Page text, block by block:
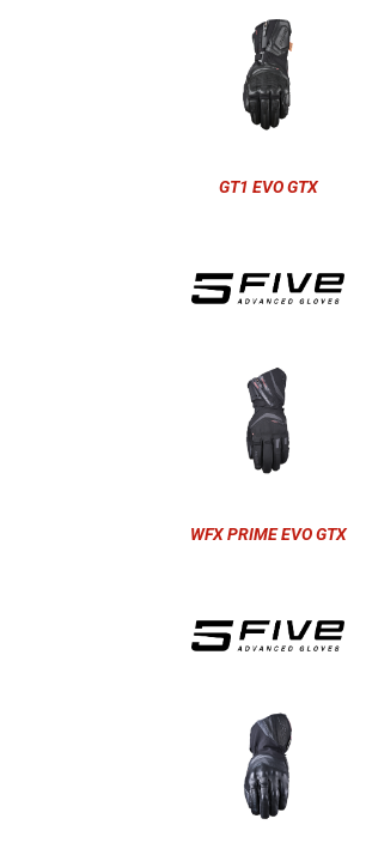
GT1 EVO GTX
WFX PRIME EVO GTX